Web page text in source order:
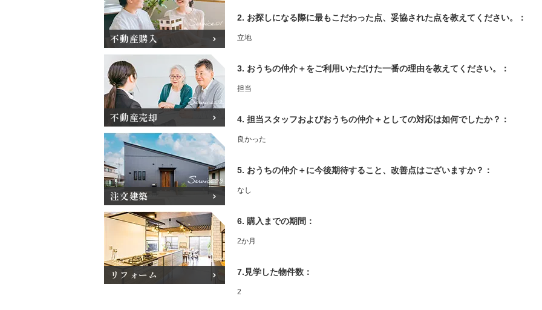
2. お探しになる際に最もこだわった点、妥協された点を教えてください。：
立地
3. おうちの仲介＋をご利用いただけた一番の理由を教えてください。：
担当
4. 担当スタッフおよびおうちの仲介＋としての対応は如何でしたか？：
良かった
5. おうちの仲介＋に今後期待すること、改善点はございますか？：
なし
6. 購入までの期間：
2か月
7.見学した物件数：
2
不動産購入
不動産売却
注文建築
リフォーム